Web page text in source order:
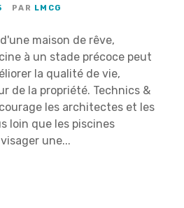
PAR LMCG
maison de rêve,
à un stade précoce peut
la qualité de vie,
de la propriété. Technics &
les architectes et les
loin que les piscines
une...